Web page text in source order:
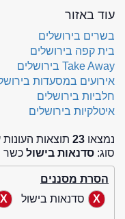
עוד באזור
בשרים בירושלים
בית קפה בירושלים
Take Away בירושלים
אירועים במסעדות
חלביות בירושלים
איטלקיות בירושלים
נמצאו 23 תוצאות
סוג: סדנאות בישול כשר
הסרת מסננים
סדנאות בישול